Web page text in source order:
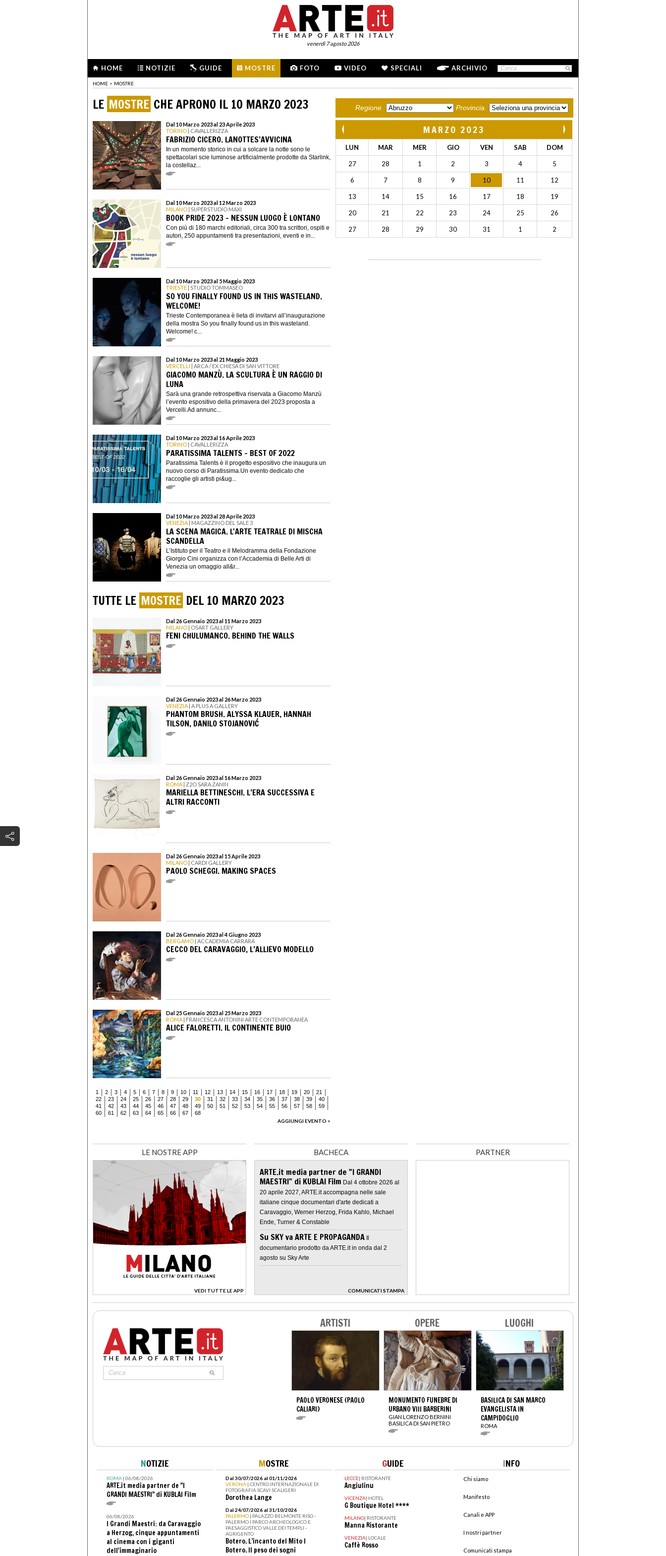
venerdì 7 agosto 2026
HOME NOTIZIE GUIDE MOSTRE FOTO VIDEO SPECIALI ARCHIVIO
HOME > MOSTRE
LE MOSTRE CHE APRONO IL 10 MARZO 2023
Dal 10 Marzo 2023 al 23 Aprile 2023
TORINO | CAVALLERIZZA
FABRIZIO CICERO. LANOTTES’AVVICINA
In un momento storico in cui a solcare la notte sono le
spettacolari scie luminose artificialmente prodotte da Starlink,
la costellaz...
Dal 10 Marzo 2023 al 12 Marzo 2023
MILANO | SUPERSTUDIO MAXI
BOOK PRIDE 2023 - NESSUN LUOGO È LONTANO
Con più di 180 marchi editoriali, circa 300 tra scrittori, ospiti e
autori, 250 appuntamenti tra presentazioni, eventi e in...
Dal 10 Marzo 2023 al 5 Maggio 2023
TRIESTE | STUDIO TOMMASEO
SO YOU FINALLY FOUND US IN THIS WASTELAND.
WELCOME!
Trieste Contemporanea è lieta di invitarvi all’inaugurazione
della mostra So you finally found us in this wasteland.
Welcome! c...
Dal 10 Marzo 2023 al 21 Maggio 2023
VERCELLI | ARCA / EX CHIESA DI SAN VITTORE
GIACOMO MANZÙ. LA SCULTURA È UN RAGGIO DI
LUNA
Sarà una grande retrospettiva riservata a Giacomo Manzù
l’evento espositivo della primavera del 2023 proposta a
Vercelli.Ad annunc...
Dal 10 Marzo 2023 al 16 Aprile 2023
TORINO | CAVALLERIZZA
PARATISSIMA TALENTS - BEST OF 2022
Paratissima Talents è il progetto espositivo che inaugura un
nuovo corso di Paratissima.Un evento dedicato che
raccoglie gli artisti pi&ug...
Dal 10 Marzo 2023 al 28 Aprile 2023
VENEZIA | MAGAZZINO DEL SALE 3
LA SCENA MAGICA. L'ARTE TEATRALE DI MISCHA
SCANDELLA
L’Istituto per il Teatro e il Melodramma della Fondazione
Giorgio Cini organizza con l’Accademia di Belle Arti di
Venezia un omaggio all&r...
TUTTE LE MOSTRE DEL 10 MARZO 2023
Dal 26 Gennaio 2023 al 11 Marzo 2023
MILANO | OSART GALLERY
FENI CHULUMANCO. BEHIND THE WALLS
Dal 26 Gennaio 2023 al 26 Marzo 2023
VENEZIA | A PLUS A GALLERY
PHANTOM BRUSH. ALYSSA KLAUER, HANNAH
TILSON, DANILO STOJANOVIĆ
Dal 26 Gennaio 2023 al 16 Marzo 2023
ROMA | Z2O SARA ZANIN
MARIELLA BETTINESCHI. L’ERA SUCCESSIVA E
ALTRI RACCONTI
Dal 26 Gennaio 2023 al 15 Aprile 2023
MILANO | CARDI GALLERY
PAOLO SCHEGGI. MAKING SPACES
Dal 26 Gennaio 2023 al 4 Giugno 2023
BERGAMO | ACCADEMIA CARRARA
CECCO DEL CARAVAGGIO, L’ALLIEVO MODELLO
Dal 25 Gennaio 2023 al 25 Marzo 2023
ROMA | FRANCESCA ANTONINI ARTE CONTEMPORANEA
ALICE FALORETTI. IL CONTINENTE BUIO
1 2 3 4 5 6 7 8 9 10 11 12 13 14 15 16 17 18 19 20
21
22
23 24 25 26 27 28 29 30 31 32 33 34 35 36 37 38 39
40
41
42 43 44 45 46 47 48 49 50 51 52 53 54 55 56 57 58
59
60
61 62 63 64 65 66 67
68
AGGIUNGI EVENTO >
Regione Provincia
MARZO 2023
LUN MAR MER GIO VEN SAB DOM
27 28 1 2 3 4 5
6 7 8 9 10 11 12
13 14 15 16 17 18 19
20 21 22 23 24 25 26
27 28 29 30 31 1 2
LE NOSTRE APP
VEDI TUTTE LE APP
>
BACHECA
ARTE.it media partner de "I GRANDI
MAESTRI" di KUBLAI Film Dal 4 ottobre 2026 al
20 aprile 2027, ARTE.it accompagna nelle sale
italiane cinque documentari d'arte dedicati a
Caravaggio, Werner Herzog, Frida Kahlo, Michael
Ende, Turner & Constable
Su SKY va ARTE E PROPAGANDA Il
documentario prodotto da ARTE.it in onda dal 2
agosto su Sky Arte
COMUNICATI STAMPA
>
PARTNER
ARTISTI
PAOLO VERONESE (PAOLO
CALIARI)
OPERE
MONUMENTO FUNEBRE DI
URBANO VIII BARBERINI
GIAN LORENZO BERNINI
BASILICA DI SAN PIETRO
LUOGHI
BASILICA DI SAN MARCO
EVANGELISTA IN
CAMPIDOGLIO
ROMA
NOTIZIE
ROMA| 06/08/2026
ARTE.it media partner de "I
GRANDI MAESTRI" di KUBLAI Film
06/08/2026
I Grandi Maestri: da Caravaggio
a Herzog, cinque appuntamenti
al cinema con i giganti
dell'immaginario
MOSTRE
Dal 30/07/2026 al 01/11/2026
VERONA | CENTRO INTERNAZIONALE DI
FOTOGRAFIA SCAVI SCALIGERI
Dorothea Lange
Dal 24/07/2026 al 31/10/2026
PALERMO | PALAZZO BELMONTE RISO -
PALERMO I PARCO ARCHEOLOGICO E
PAESAGGISTICO VALLE DEI TEMPLI -
AGRIGENTO
Botero. L’incanto del Mito I
Botero. Il peso dei sogni
GUIDE
LECCE| RISTORANTE
Angiulinu
VICENZA| HOTEL
G Boutique Hotel ****
MILANO| RISTORANTE
Manna Ristorante
VENEZIA| LOCALE
Caffè Rosso
INFO
Chi siamo
Manifesto
Canali e APP
I nostri partner
Comunicati stampa